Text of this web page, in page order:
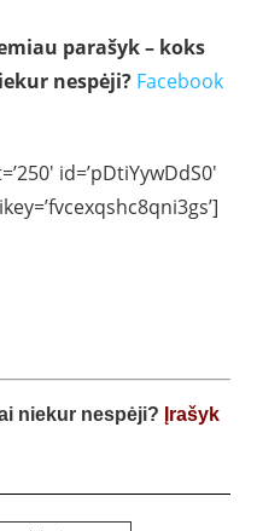
parašyk – koks
nespėji? Facebook
id=’pDtiYywDdS0′
niekur nespėji? Įrašyk